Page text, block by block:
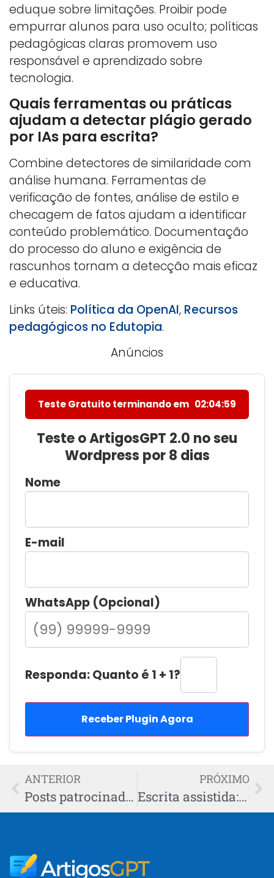
eduque sobre limitações. Proibir pode
empurrar alunos para uso oculto; políticas
pedagógicas claras promovem uso
responsável e aprendizado sobre
tecnologia.
Quais ferramentas ou práticas
ajudam a detectar plágio gerado
por IAs para escrita?
Combine detectores de similaridade com
análise humana. Ferramentas de
verificação de fontes, análise de estilo e
checagem de fatos ajudam a identificar
conteúdo problemático. Documentação
do processo do aluno e exigência de
rascunhos tornam a detecção mais eficaz
e educativa.
Links úteis: Política da OpenAI, Recursos
pedagógicos no Edutopia.
Anúncios
Teste Gratuito terminando em 02:04:58
Teste o ArtigosGPT 2.0 no seu
Wordpress por 8 dias
Nome
E-mail
WhatsApp (Opcional)
Responda: Quanto é 1 + 1?
Receber Plugin Agora
ANTERIOR
Posts patrocinados: cobrar melhor com exemplos reais de 2025
PRÓXIMO
Escrita assistida: alertas éticos para docentes 2025